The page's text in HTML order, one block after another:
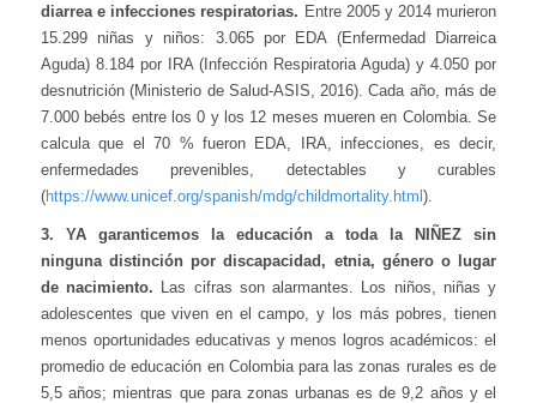
diarrea e infecciones respiratorias. Entre 2005 y 2014 murieron
15.299 niñas y niños: 3.065 por EDA (Enfermedad Diarreica
Aguda) 8.184 por IRA (Infección Respiratoria Aguda) y 4.050 por
desnutrición (Ministerio de Salud-ASIS, 2016). Cada año, más de
7.000 bebés entre los 0 y los 12 meses mueren en Colombia. Se
calcula que el 70 % fueron EDA, IRA, infecciones, es decir,
enfermedades prevenibles, detectables y curables
(https://www.unicef.org/spanish/mdg/childmortality.html).
3. YA garanticemos la educación a toda la NIÑEZ sin
ninguna distinción por discapacidad, etnia, género o lugar
de nacimiento. Las cifras son alarmantes. Los niños, niñas y
adolescentes que viven en el campo, y los más pobres, tienen
menos oportunidades educativas y menos logros académicos: el
promedio de educación en Colombia para las zonas rurales es de
5,5 años; mientras que para zonas urbanas es de 9,2 años y el